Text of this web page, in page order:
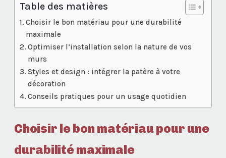
Table des matières
Choisir le bon matériau pour une durabilité
maximale
Optimiser l’installation selon la nature de vos
murs
Styles et design : intégrer la patère à votre
décoration
Conseils pratiques pour un usage quotidien
Choisir le bon matériau pour une
durabilité maximale